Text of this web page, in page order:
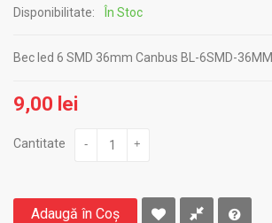
Disponibilitate:
În Stoc
Bec led 6 SMD 36mm Canbus BL-6SMD-36MM
9,00 lei
Cantitate - +
Adaugă în Coş